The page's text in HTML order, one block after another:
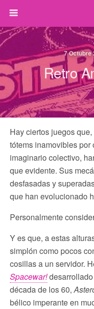
7 Octubre
Retro
Hay ciertos juegos
tótems inamovibles
imaginario colectivo,
que evidente. Sus
desfasadas y
que han evolucionado
Personalmente
Y es que, a estas
simplón como pocos
cosillas a un servidor.
Spacewar!
década de los 60,
bélico imperante en